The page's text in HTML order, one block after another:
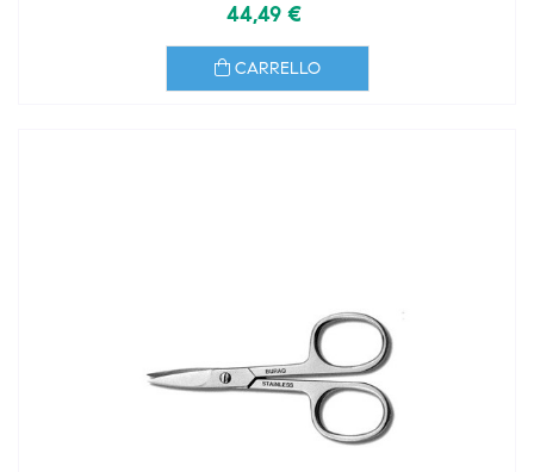
44,49 €
CARRELLO